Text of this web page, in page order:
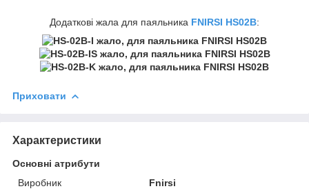
Додаткові жала для паяльника FNIRSI HS02B:
Приховати
Характеристики
Основні атрибути
Виробник
Fnirsi